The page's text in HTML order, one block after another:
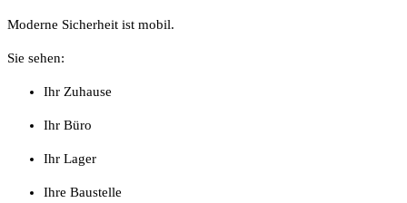
Moderne Sicherheit ist mobil.
Sie sehen:
Ihr Zuhause
Ihr Büro
Ihr Lager
Ihre Baustelle